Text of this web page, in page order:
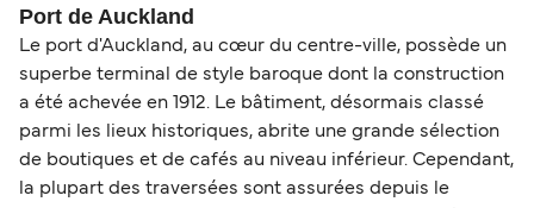
Port de Auckland
Le port d'Auckland, au cœur du centre-ville, possède un
superbe terminal de style baroque dont la construction
a été achevée en 1912. Le bâtiment, désormais classé
parmi les lieux historiques, abrite une grande sélection
de boutiques et de cafés au niveau inférieur. Cependant,
la plupart des traversées sont assurées depuis le